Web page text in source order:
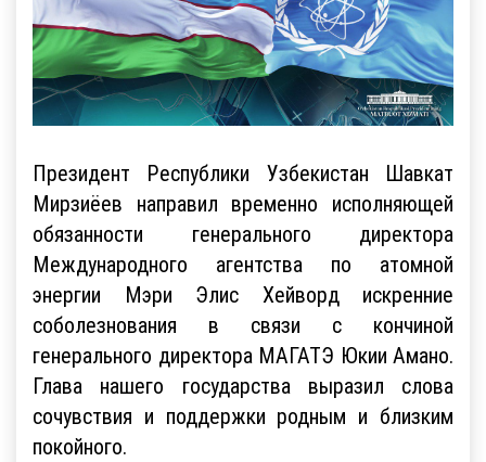
Президент Республики Узбекистан Шавкат
Мирзиёев направил временно исполняющей
обязанности генерального директора
Международного агентства по атомной
энергии Мэри Элис Хейворд искренние
соболезнования в связи с кончиной
генерального директора МАГАТЭ Юкии Амано.
Глава нашего государства выразил слова
сочувствия и поддержки родным и близким
покойного.